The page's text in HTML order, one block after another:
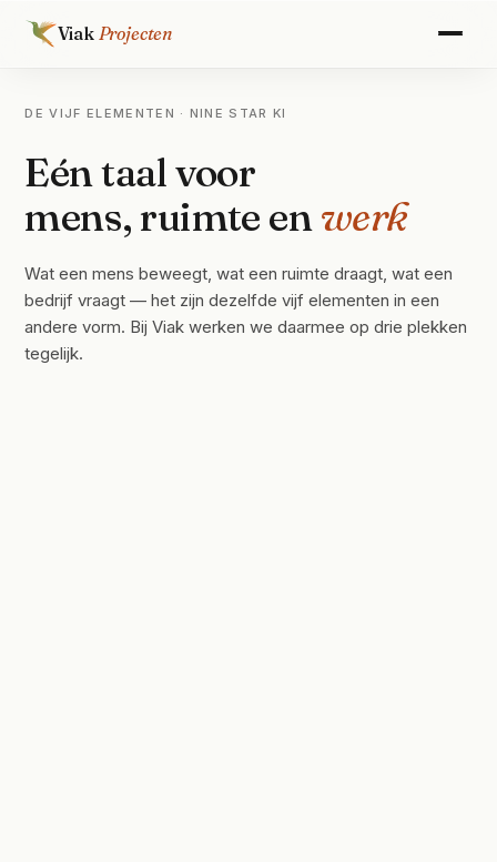
Viak Projecten
DE VIJF ELEMENTEN · NINE STAR KI
Eén taal voor
mens, ruimte enwerk
Wat een mens beweegt, wat een ruimte draagt, wat een
bedrijf vraagt — het zijn dezelfde vijf elementen in een
andere vorm. Bij Viak werken we daarmee op drie plekken
tegelijk.